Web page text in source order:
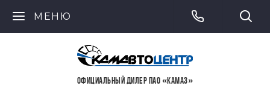
МЕНЮ
ОФИЦИАЛЬНЫЙ ДИЛЕР ПАО «КАМАЗ»